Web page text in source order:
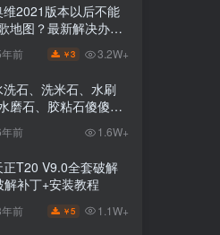
维2021版本以后不能
地图？最新解决办法
卓电脑
前 ￥3 3.2W+
洗石、洗米石、水刷
磨石、胶粘石傻傻分
前 1.6W+
正T20 V9.0全套破解
解补丁+安装教程
前 ￥5 1.1W+